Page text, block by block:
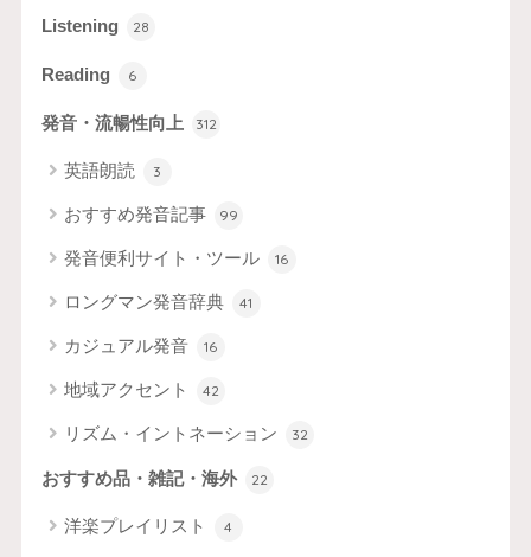
Listening 28
Reading 6
発音・流暢性向上 312
英語朗読 3
おすすめ発音記事 99
発音便利サイト・ツール 16
ロングマン発音辞典 41
カジュアル発音 16
地域アクセント 42
リズム・イントネーション 32
おすすめ品・雑記・海外 22
洋楽プレイリスト 4